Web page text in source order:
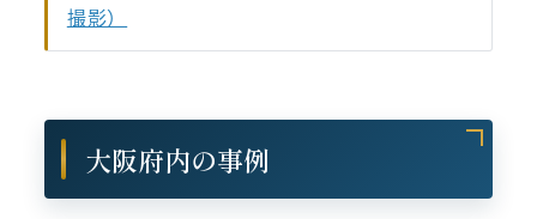
撮影）
大阪府内の事例